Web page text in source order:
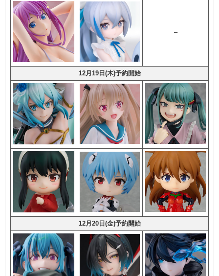
–
12月19日(木)予約開始
12月20日(金)予約開始